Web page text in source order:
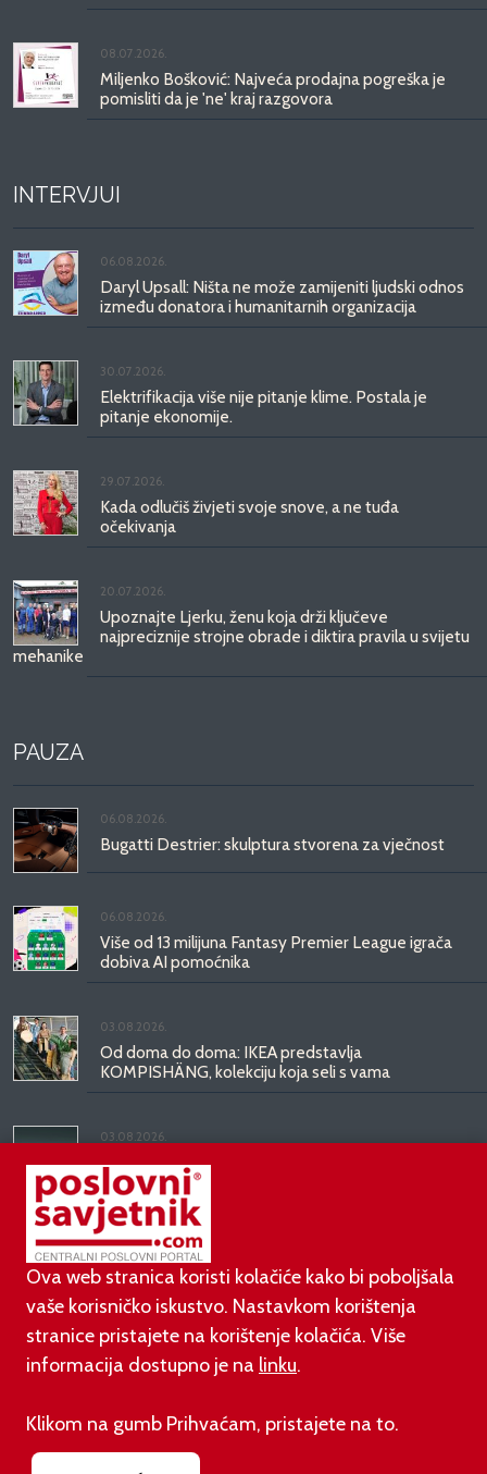
08.07.2026.
Miljenko Bošković: Najveća prodajna pogreška je
pomisliti da je 'ne' kraj razgovora
INTERVJUI
06.08.2026.
Daryl Upsall: Ništa ne može zamijeniti ljudski odnos
između donatora i humanitarnih organizacija
30.07.2026.
Elektrifikacija više nije pitanje klime. Postala je
pitanje ekonomije.
29.07.2026.
Kada odlučiš živjeti svoje snove, a ne tuđa
očekivanja
20.07.2026.
Upoznajte Ljerku, ženu koja drži ključeve
najpreciznije strojne obrade i diktira pravila u svijetu
mehanike
PAUZA
06.08.2026.
Bugatti Destrier: skulptura stvorena za vječnost
06.08.2026.
Više od 13 milijuna Fantasy Premier League igrača
dobiva AI pomoćnika
03.08.2026.
Od doma do doma: IKEA predstavlja
KOMPISHÄNG, kolekciju koja seli s vama
03.08.2026.
Kineski BYD predstavio luksuznu limuzinu veću od
Mercedesove S-klase, obećava domet do 1.000
kilometara
Ova web stranica koristi kolačiće kako bi poboljšala
vaše korisničko iskustvo. Nastavkom korištenja
stranice pristajete na korištenje kolačića. Više
informacija dostupno je na linku.
Klikom na gumb Prihvaćam, pristajete na to.